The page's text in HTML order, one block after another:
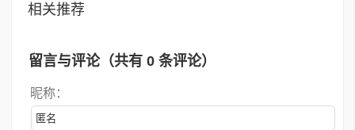
相关推荐
留言与评论（共有 0 条评论）
昵称：